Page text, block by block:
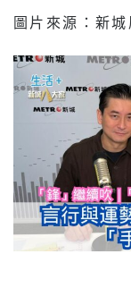
圖片來源：新城